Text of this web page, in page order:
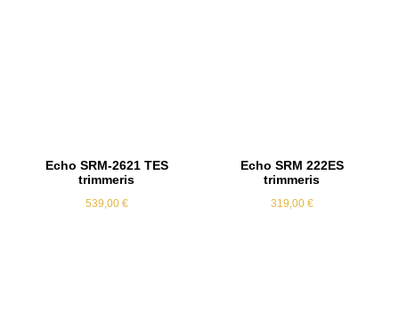
Echo SRM-2621 TES
trimmeris
539,00 €
Echo SRM 222ES
trimmeris
319,00 €